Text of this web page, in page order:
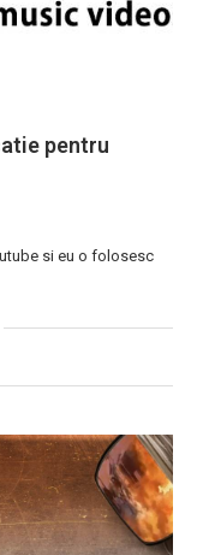
pentru
si eu o folosesc